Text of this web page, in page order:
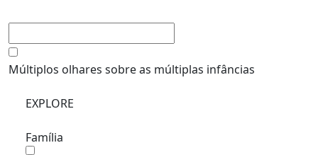
Múltiplos olhares sobre as múltiplas infâncias
EXPLORE
Família